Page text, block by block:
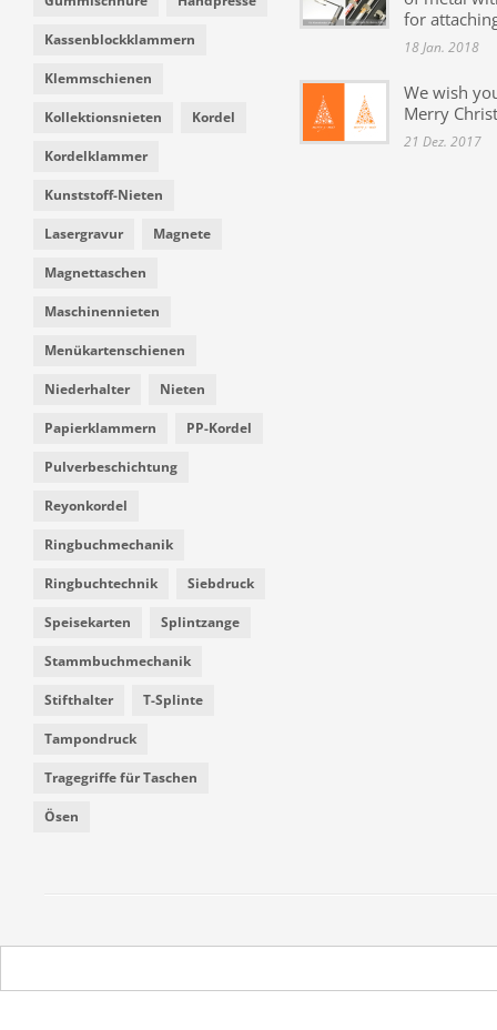
Kassenblockklammern
Klemmschienen
Kollektionsnieten Kordel
Kordelklammer
Kunststoff-Nieten
Lasergravur Magnete
Magnettaschen
Maschinennieten
Menükartenschienen
Niederhalter Nieten
Papierklammern PP-Kordel
Pulverbeschichtung
Reyonkordel
Ringbuchmechanik
Ringbuchtechnik Siebdruck
Speisekarten Splintzange
Stammbuchmechanik
Stifthalter T-Splinte
Tampondruck
Tragegriffe für Taschen
Ösen
for
18 Jan. 2018
We wish
Merry
21 Dez. 2017